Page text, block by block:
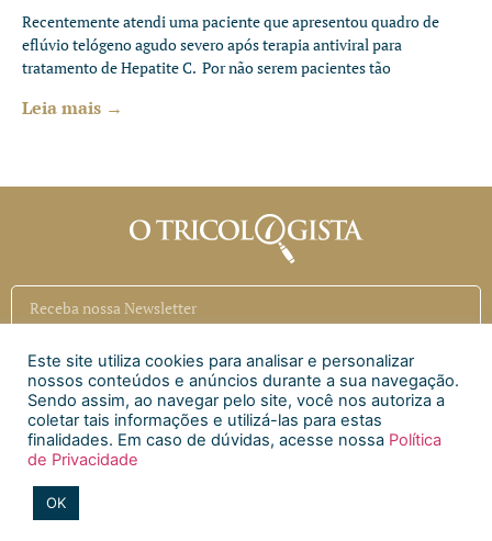
Recentemente atendi uma paciente que apresentou quadro de
eflúvio telógeno agudo severo após terapia antiviral para
tratamento de Hepatite C. Por não serem pacientes tão
Leia mais →
Inscrever
Siga a CAECI
Siga a Clínica Htri
Este site utiliza cookies para analisar e personalizar
nossos conteúdos e anúncios durante a sua navegação.
Sendo assim, ao navegar pelo site, você nos autoriza a
coletar tais informações e utilizá-las para estas
finalidades. Em caso de dúvidas, acesse nossa Política
de Privacidade
OK